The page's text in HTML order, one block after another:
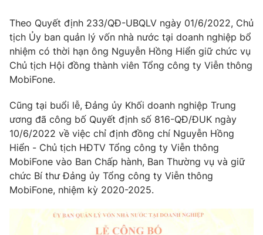
Thị trường
Góc doanh nghiệp
Truyền hình
Phim VTV
Nhân vật
Khán giả
Giải sao mai
Giải trí
Điện ảnh
Âm nhạc
Sao
Đời sống
Du lịch
Làm đẹp
Chất lượng cuộc sống
Giáo dục
Tuyển sinh
Học trực tuyến
Công nghệ
Sản phẩm
Giao lưu trực tuyến
Theo Quyết định 233/QĐ-UBQLV ngày 01/6/2022, Chủ
tịch Ủy ban quản lý vốn nhà nước tại doanh nghiệp bổ
nhiệm có thời hạn ông Nguyễn Hồng Hiển giữ chức vụ
Chủ tịch Hội đồng thành viên Tổng công ty Viễn thông
MobiFone.
Cũng tại buổi lễ, Đảng ủy Khối doanh nghiệp Trung
ương đã công bố Quyết định số 816-QĐ/ĐUK ngày
10/6/2022 về việc chỉ định đồng chí Nguyễn Hồng
Hiển - Chủ tịch HĐTV Tổng công ty Viễn thông
MobiFone vào Ban Chấp hành, Ban Thường vụ và giữ
chức Bí thư Đảng ủy Tổng công ty Viễn thông
MobiFone, nhiệm kỳ 2020-2025.